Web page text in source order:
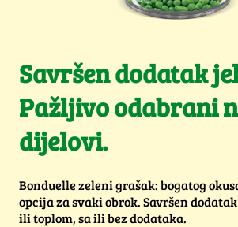
Savršen dodatak
Pažljivo odabrani
dijelovi.
Bonduelle zeleni grašak: bogatog
opcija za svaki obrok. Savršen
ili toplom, sa ili bez dodataka.